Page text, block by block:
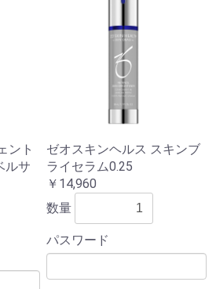
ント
ルサ
ゼオスキンヘルス スキンブ
ライセラム0.25
￥14,960
数量
パスワード